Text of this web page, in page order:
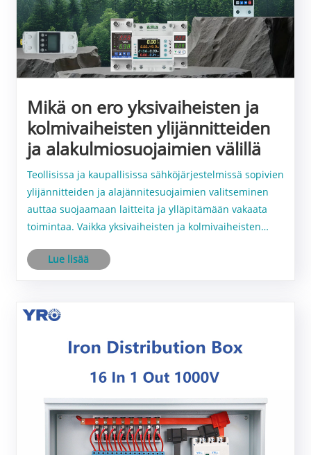
Mikä on ero yksivaiheisten ja
kolmivaiheisten ylijännitteiden
ja alakulmiosuojaimien välillä
Teollisissa ja kaupallisissa sähköjärjestelmissä sopivien
ylijännitteiden ja alajännitesuojaimien valitseminen
auttaa suojaamaan laitteita ja ylläpitämään vakaata
toimintaa. Vaikka yksivaiheisten ja kolmivaiheisten
rakenteesta, sovellettavista s......
Lue lisää